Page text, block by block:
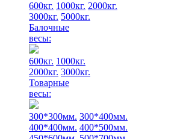
600кг. 1000кг. 2000кг.
3000кг. 5000кг.
Балочные
весы:
600кг. 1000кг.
2000кг. 3000кг.
Товарные
весы:
300*300мм. 300*400мм.
400*400мм. 400*500мм.